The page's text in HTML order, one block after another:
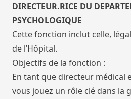
DIRECTEUR.RICE DU
PSYCHOLOGIQUE
Cette fonction inclut celle,
de l’Hôpital.
Objectifs de la fonction :
En tant que directeur médical
vous jouez un rôle clé dans la